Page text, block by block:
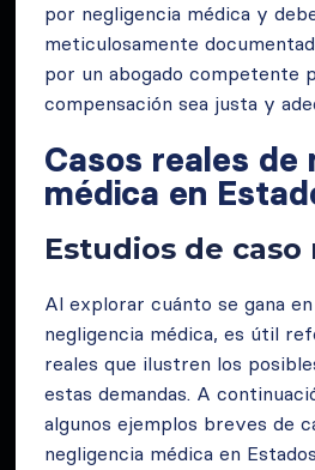
por negligencia médica y
meticulosamente
por un abogado competente
compensación sea justa y
Casos reales de
médica en
Estudios de
Al explorar cuánto se gana
negligencia médica, es útil
reales que ilustren los
estas demandas. A
algunos ejemplos breves de
negligencia médica en